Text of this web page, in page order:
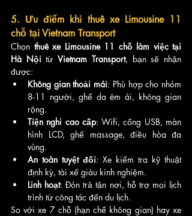
5. Ưu điểm khi thuê xe Limousine 11
chỗ tại Vietnam Transport
Chọn thuê xe Limousine 11 chỗ làm việc tại
Hà Nội từ Vietnam Transport, bạn sẽ nhận
được:
Không gian thoải mái: Phù hợp cho nhóm
8-11 người, ghế da êm ái, không gian
rộng.
Tiện nghi cao cấp: Wifi, cổng USB, màn
hình LCD, ghế massage, điều hòa đa
vùng.
An toàn tuyệt đối: Xe kiểm tra kỹ thuật
định kỳ, tài xế giàu kinh nghiệm.
Linh hoạt: Đón trả tận nơi, hỗ trợ mọi lịch
trình từ công tác đến du lịch.
So với xe 7 chỗ (hạn chế không gian) hay xe